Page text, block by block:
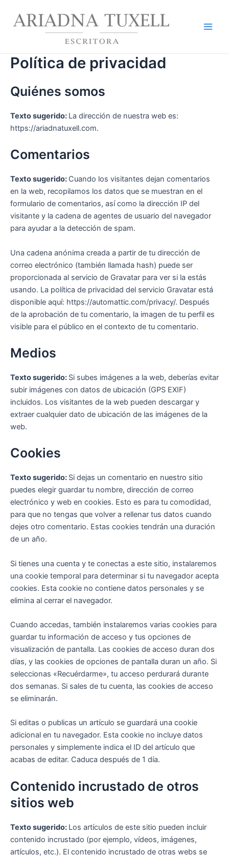
Política de privacidad
Quiénes somos
Texto sugerido: La dirección de nuestra web es:
https://ariadnatuxell.com.
Comentarios
Texto sugerido: Cuando los visitantes dejan comentarios
en la web, recopilamos los datos que se muestran en el
formulario de comentarios, así como la dirección IP del
visitante y la cadena de agentes de usuario del navegador
para ayudar a la detección de spam.
Una cadena anónima creada a partir de tu dirección de
correo electrónico (también llamada hash) puede ser
proporcionada al servicio de Gravatar para ver si la estás
usando. La política de privacidad del servicio Gravatar está
disponible aquí: https://automattic.com/privacy/. Después
de la aprobación de tu comentario, la imagen de tu perfil es
visible para el público en el contexto de tu comentario.
Medios
Texto sugerido: Si subes imágenes a la web, deberías evitar
subir imágenes con datos de ubicación (GPS EXIF)
incluidos. Los visitantes de la web pueden descargar y
extraer cualquier dato de ubicación de las imágenes de la
web.
Cookies
Texto sugerido: Si dejas un comentario en nuestro sitio
puedes elegir guardar tu nombre, dirección de correo
electrónico y web en cookies. Esto es para tu comodidad,
para que no tengas que volver a rellenar tus datos cuando
dejes otro comentario. Estas cookies tendrán una duración
de un año.
Si tienes una cuenta y te conectas a este sitio, instalaremos
una cookie temporal para determinar si tu navegador acepta
cookies. Esta cookie no contiene datos personales y se
elimina al cerrar el navegador.
Cuando accedas, también instalaremos varias cookies para
guardar tu información de acceso y tus opciones de
visualización de pantalla. Las cookies de acceso duran dos
días, y las cookies de opciones de pantalla duran un año. Si
seleccionas «Recuérdarme», tu acceso perdurará durante
dos semanas. Si sales de tu cuenta, las cookies de acceso
se eliminarán.
Si editas o publicas un artículo se guardará una cookie
adicional en tu navegador. Esta cookie no incluye datos
personales y simplemente indica el ID del artículo que
acabas de editar. Caduca después de 1 día.
Contenido incrustado de otros
sitios web
Texto sugerido: Los artículos de este sitio pueden incluir
contenido incrustado (por ejemplo, vídeos, imágenes,
artículos, etc.). El contenido incrustado de otras webs se